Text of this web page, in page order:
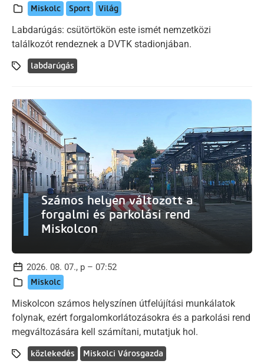
Miskolc Sport Világ
Labdarúgás: csütörtökön este ismét nemzetközi
találkozót rendeznek a DVTK stadionjában.
labdarúgás
Számos helyen változott a
forgalmi és parkolási rend
Miskolcon
2026. 08. 07., p – 07:52
Miskolc
Miskolcon számos helyszínen útfelújítási munkálatok
folynak, ezért forgalomkorlátozásokra és a parkolási rend
megváltozására kell számítani, mutatjuk hol.
közlekedés Miskolci Városgazda